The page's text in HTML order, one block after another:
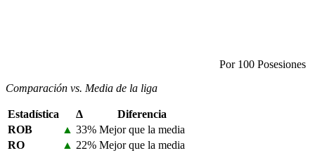
Por 100 Posesiones
Comparación vs. Media de la liga
Estadística Δ
Diferencia
ROB
▲ 33% Mejor que la media
RO
▲ 22% Mejor que la media